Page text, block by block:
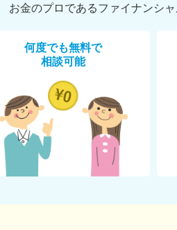
お金のプロであるファイナンシ
何度でも無料で
相談可能